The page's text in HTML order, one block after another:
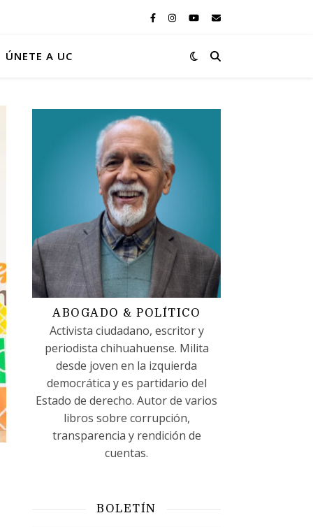
ÚNETE A UC
ABOGADO & POLÍTICO
Activista ciudadano, escritor y
periodista chihuahuense. Milita
desde joven en la izquierda
democrática y es partidario del
Estado de derecho. Autor de varios
libros sobre corrupción,
transparencia y rendición de
cuentas.
BOLETÍN